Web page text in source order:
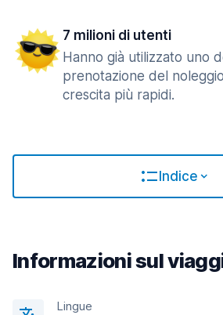
7 milioni di utenti
Hanno già utilizzato uno
prenotazione del
crescita più rapidi.
Indice
Informazioni sul
Lingue